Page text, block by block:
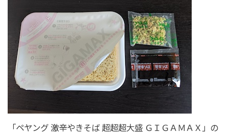
「ペヤング 激辛やきそば 超超超大盛 ＧＩＧＡＭＡＸ」の